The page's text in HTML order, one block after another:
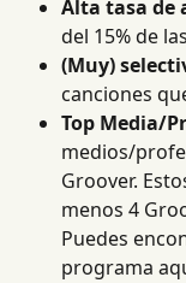
Alta tasa de
del 15% de
(Muy)
canciones
Top Media/
medios/
Groover.
menos 4
Puedes
programa